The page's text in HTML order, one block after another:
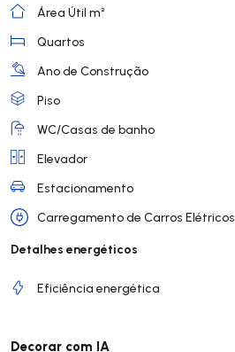
Área Útil m²
Quartos
Ano de Construção
Piso
WC/Casas de banho
Elevador
Estacionamento
Carregamento de Carros Elétricos
Detalhes energéticos
Eficiência energética
Decorar com IA